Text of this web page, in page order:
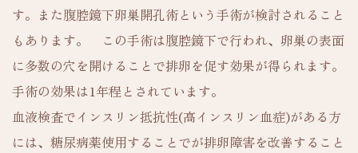
す。また腹腔鏡下卵巣開孔術という手術が検討されること
もあります。 この手術は腹腔鏡下で行われ、卵巣の表面
に多数の穴を開けることで排卵を促す効果が得られます。
手術の効果は1年程とされています。
血液検査でインスリン抵抗性(高インスリン血症)がある方
には、糖尿病薬使用することでが排卵障害を改善すること